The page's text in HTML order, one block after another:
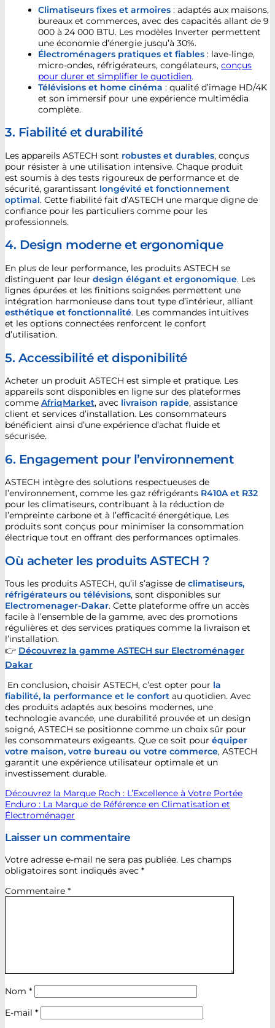
Climatiseurs fixes et armoires : adaptés aux maisons,
bureaux et commerces, avec des capacités allant de 9
000 à 24 000 BTU. Les modèles Inverter permettent
une économie d’énergie jusqu’à 30%.
Électroménagers pratiques et fiables : lave-linge,
micro-ondes, réfrigérateurs, congélateurs,conçus
pour durer et simplifier le quotidien.
Télévisions et home cinéma : qualité d’image HD/4K
et son immersif pour une expérience multimédia
complète.
3. Fiabilité et durabilité
Les appareils ASTECH sont robustes et durables, conçus
pour résister à une utilisation intensive. Chaque produit
est soumis à des tests rigoureux de performance et de
sécurité, garantissant longévité et fonctionnement
optimal. Cette fiabilité fait d’ASTECH une marque digne de
confiance pour les particuliers comme pour les
professionnels.
4. Design moderne et ergonomique
En plus de leur performance, les produits ASTECH se
distinguent par leur design élégant et ergonomique. Les
lignes épurées et les finitions soignées permettent une
intégration harmonieuse dans tout type d’intérieur, alliant
esthétique et fonctionnalité. Les commandes intuitives
et les options connectées renforcent le confort
d’utilisation.
5. Accessibilité et disponibilité
Acheter un produit ASTECH est simple et pratique. Les
appareils sont disponibles en ligne sur des plateformes
comme AfriqMarket, avec livraison rapide, assistance
client et services d’installation. Les consommateurs
bénéficient ainsi d’une expérience d’achat fluide et
sécurisée.
6. Engagement pour l’environnement
ASTECH intègre des solutions respectueuses de
l’environnement, comme les gaz réfrigérants R410A et R32
pour les climatiseurs, contribuant à la réduction de
l’empreinte carbone et à l’efficacité énergétique. Les
produits sont conçus pour minimiser la consommation
électrique tout en offrant des performances optimales.
Où acheter les produits ASTECH ?
Tous les produits ASTECH, qu’il s’agisse de climatiseurs,
réfrigérateurs ou télévisions, sont disponibles sur
Electromenager-Dakar. Cette plateforme offre un accès
facile à l’ensemble de la gamme, avec des promotions
régulières et des services pratiques comme la livraison et
l’installation.
👉 Découvrez la gamme ASTECH sur Electroménager
Dakar
En conclusion, choisir ASTECH, c’est opter pour la
fiabilité, la performance et le confort au quotidien. Avec
des produits adaptés aux besoins modernes, une
technologie avancée, une durabilité prouvée et un design
soigné, ASTECH se positionne comme un choix sûr pour
les consommateurs exigeants. Que ce soit pour équiper
votre maison, votre bureau ou votre commerce, ASTECH
garantit une expérience utilisateur optimale et un
investissement durable.
Découvrez la Marque Roch : L’Excellence à Votre Portée
Enduro : La Marque de Référence en Climatisation et
Électroménager
Laisser un commentaire
Votre adresse e-mail ne sera pas publiée. Les champs
obligatoires sont indiqués avec *
Commentaire *
Nom *
E-mail *